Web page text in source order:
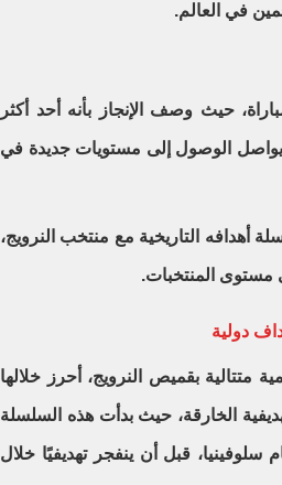
في العالم.
حيث وصف الإنجاز بأنه أحد أكثر
يواصل الوصول إلى مستويات جديدة في
أهدافه التاريخية مع منتخب النرويج،
مستوى المنتخبات.
دولية
14 مباراة رسمية متتالية بقميص النرويج، أحرز خلالها
الخارقة، حيث بدأت هذه السلسلة
أمام سلوفينيا، قبل أن ينفجر تهديفيًا خلال